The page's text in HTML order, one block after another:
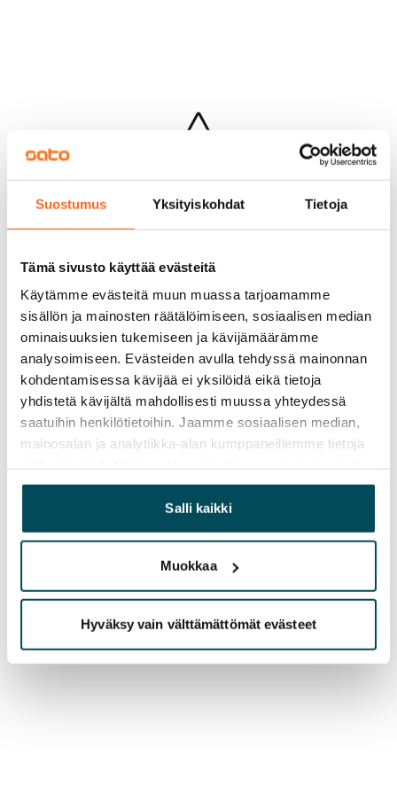
Suostumus Yksityiskohdat Tietoja
Tämä sivusto käyttää evästeitä
Käytämme evästeitä muun muassa tarjoamamme
sisällön ja mainosten räätälöimiseen, sosiaalisen median
ominaisuuksien tukemiseen ja kävijämäärämme
analysoimiseen. Evästeiden avulla tehdyssä mainonnan
kohdentamisessa kävijää ei yksilöidä eikä tietoja
yhdistetä kävijältä mahdollisesti muussa yhteydessä
saatuihin henkilötietoihin. Jaamme sosiaalisen median,
mainosalan ja analytiikka-alan kumppaneillemme tietoja
yhdistää näitä tietoja muihin tietoihin, joita olet antanut
heille tai joita on kerätty, kun olet käyttänyt heidän
palvelujaan.
Salli kaikki
Muokkaa
Hyväksy vain välttämättömät evästeet
Hups...
Jotakin meni pieleen sivun lataamisessa